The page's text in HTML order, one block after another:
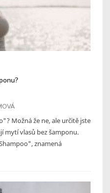
Možná že ne, ale určitě jste
mytí vlasů bez šamponu.
znamená